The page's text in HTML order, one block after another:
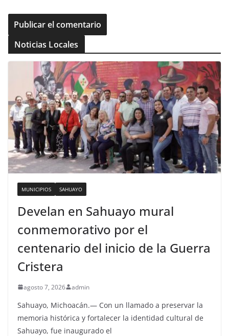
Noticias Locales
MUNICIPIOS SAHUAYO
Develan en Sahuayo mural
conmemorativo por el
centenario del inicio de la Guerra
Cristera
agosto 7, 2026 admin
Sahuayo, Michoacán.— Con un llamado a preservar la
memoria histórica y fortalecer la identidad cultural de
Sahuayo, fue inaugurado el